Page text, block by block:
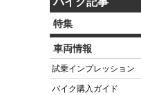
特集
車両情報
試乗インプレッション
バイク購入ガイド